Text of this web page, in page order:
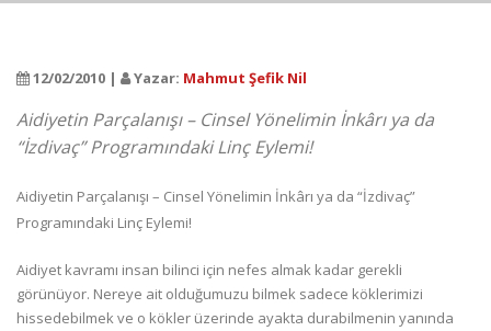
12/02/2010 | Yazar: Mahmut Şefik Nil
Aidiyetin Parçalanışı – Cinsel Yönelimin İnkârı ya da
“İzdivaç” Programındaki Linç Eylemi!
Aidiyetin Parçalanışı – Cinsel Yönelimin İnkârı ya da “İzdivaç”
Programındaki Linç Eylemi!
Aidiyet kavramı insan bilinci için nefes almak kadar gerekli
görünüyor. Nereye ait olduğumuzu bilmek sadece köklerimizi
hissedebilmek ve o kökler üzerinde ayakta durabilmenin yanında